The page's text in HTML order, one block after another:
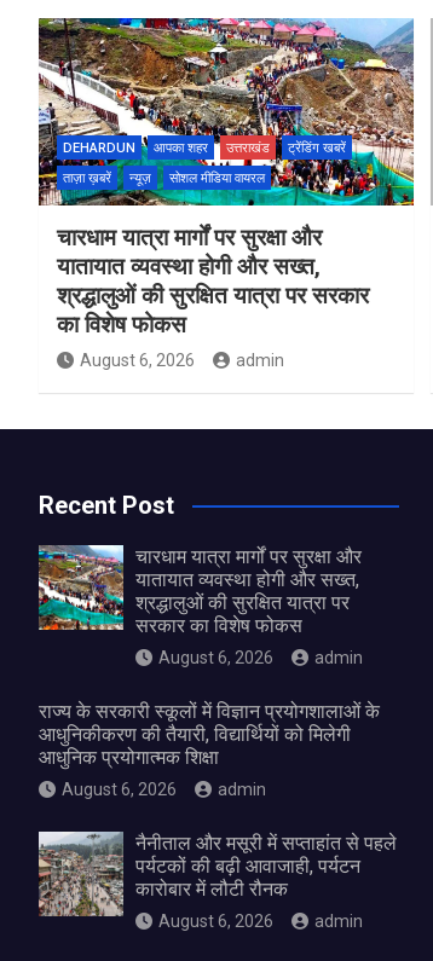
DEHARDUN आपका शहर उत्तराखंड
ट्रेंडिंग खबरें
ताज़ा ख़बरें
न्यूज़ सोशल मीडिया वायरल
चारधाम यात्रा मार्गों पर सुरक्षा और
यातायात व्यवस्था होगी और सख्त,
श्रद्धालुओं की सुरक्षित यात्रा पर सरकार
का विशेष फोकस
August 6, 2026 admin
Recent Post
चारधाम यात्रा मार्गों पर सुरक्षा और
यातायात व्यवस्था होगी और सख्त,
श्रद्धालुओं की सुरक्षित यात्रा पर
सरकार का विशेष फोकस
August 6, 2026 admin
राज्य के सरकारी स्कूलों में विज्ञान प्रयोगशालाओं के
आधुनिकीकरण की तैयारी, विद्यार्थियों को मिलेगी
आधुनिक प्रयोगात्मक शिक्षा
August 6, 2026 admin
नैनीताल और मसूरी में सप्ताहांत से पहले
पर्यटकों की बढ़ी आवाजाही, पर्यटन
कारोबार में लौटी रौनक
August 6, 2026 admin